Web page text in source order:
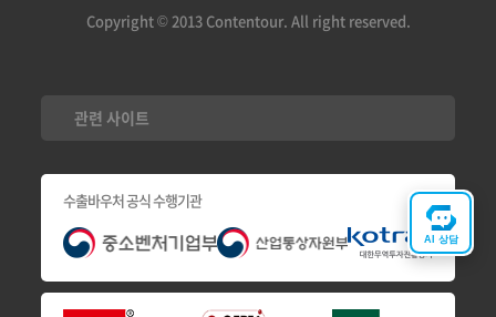
Copyright © 2013 Contentour. All right reserved.
관련 사이트
수출바우처 공식 수행기관
AI 상담